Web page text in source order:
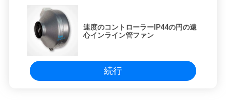
速度のコントローラーIP44の円の遠
心インライン管ファン
続行